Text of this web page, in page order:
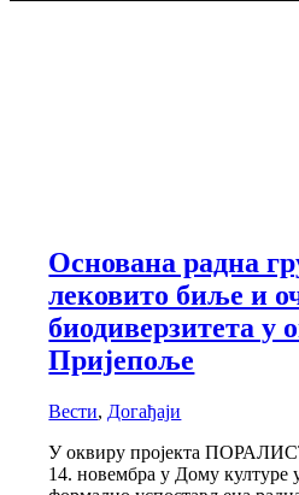
Основана радна
лековито биље и
биодиверзитета у
Пријепоље
Вести, Догађаји
У оквиру пројекта
14. новембра у Дому културе